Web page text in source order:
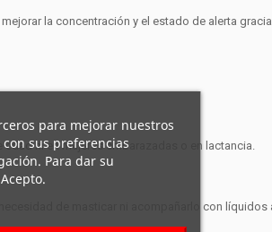
la concentración y el estado de alerta
ni en mujeres embarazadas o en lactancia.
de masticar ni acompañarlo con líquidos
para mejorar nuestros
sus preferencias
Para dar su